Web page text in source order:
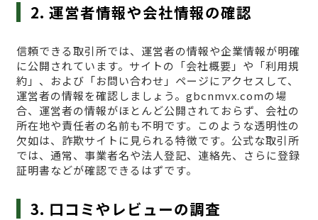
2. 運営者情報や会社情報の確認
信頼できる取引所では、運営者の情報や企業情報が明確
に公開されています。サイトの「会社概要」や「利用規
約」、および「お問い合わせ」ページにアクセスして、
運営者の情報を確認しましょう。gbcnmvx.comの場
合、運営者の情報がほとんど公開されておらず、会社の
所在地や責任者の名前も不明です。このような透明性の
欠如は、詐欺サイトに見られる特徴です。公式な取引所
では、通常、事業者名や法人登記、連絡先、さらに登録
証明書などが確認できるはずです。
3. 口コミやレビューの調査